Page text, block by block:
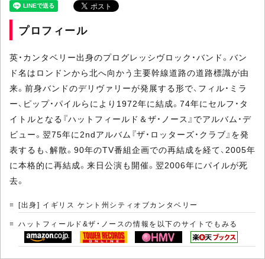
プロフィール
英・カンタベリー出身のプログレッシヴロック・バンド。バン
ド名はロンドンから北へ向かう主要幹線道路の道路標識が由
来。前身バンドのデリヴァリーが発展する形で、フィル・ミラ
ー、ピップ・パイルらにより1972年に結成。74年にセルフ・タ
イトルとなる『ハットフィールド＆ザ・ノース』でアルバム・デ
ビュー。翌75年に2ndアルバム『ザ・ロッターズ・クラブ』を発
表するも、解散。90年のTV番組企画での再結成を経て、2005年
に本格的に再結成。来日公演も開催。翌2006年にパイルが死
去。
[出身] イギリス ケント州シティオブカンタベリー
ハットフィールド&ザ・ノースの情報を以下のサイトでもみる